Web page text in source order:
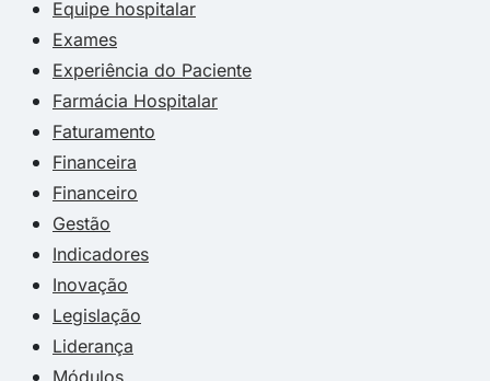
Equipe hospitalar
Exames
Experiência do Paciente
Farmácia Hospitalar
Faturamento
Financeira
Financeiro
Gestão
Indicadores
Inovação
Legislação
Liderança
Módulos